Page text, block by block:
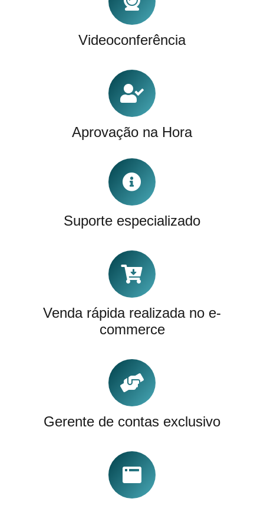
Videoconferência
Aprovação na Hora
Suporte especializado
Venda rápida realizada no e-
commerce
Gerente de contas exclusivo